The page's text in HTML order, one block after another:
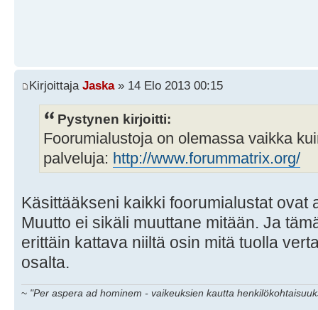
Kirjoittaja Jaska» 14 Elo 2013 00:15
Pystynen kirjoitti:
Foorumialustoja on olemassa vaikka
palveluja: http://www.forummatrix.org/
Käsittääkseni kaikki foorumialustat ovat
Muutto ei sikäli muuttane mitään. Ja
erittäin kattava niiltä osin mitä tuolla
osalta.
~ "Per aspera ad hominem - vaikeuksien kautta